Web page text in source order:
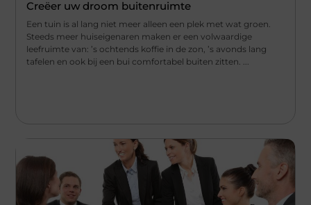
Creëer uw droom buitenruimte
Een tuin is al lang niet meer alleen een plek met wat groen.
Steeds meer huiseigenaren maken er een volwaardige
leefruimte van: ’s ochtends koffie in de zon, ’s avonds lang
tafelen en ook bij een bui comfortabel buiten zitten. ...